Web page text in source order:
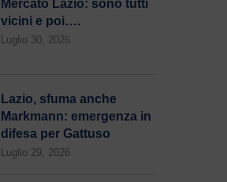
Mercato Lazio: sono tutti
vicini e poi….
Luglio 30, 2026
Lazio, sfuma anche
Markmann: emergenza in
difesa per Gattuso
Luglio 29, 2026